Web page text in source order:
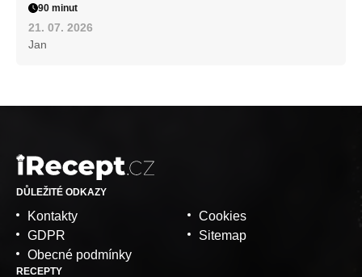
90 minut
21. 07. 2026
Jan
DŮLEŽITÉ ODKAZY
Kontakty
GDPR
Obecné podmínky
Cookies
Sitemap
RECEPTY